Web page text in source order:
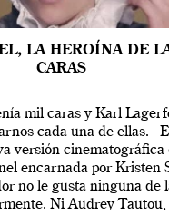
LA HEROÍNA DE
CARAS
mil caras y Karl
cada una de ellas.
versión cinematográfica
encarnada por Kristen
no le gusta ninguna de
Ni Audrey